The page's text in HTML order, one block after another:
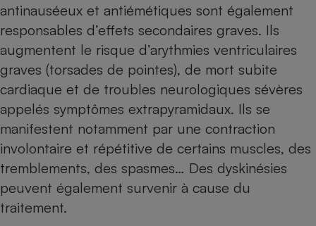
antinauséeux et antiémétiques sont également
responsables d’effets secondaires graves. Ils
augmentent le risque d’arythmies ventriculaires
graves (torsades de pointes), de mort subite
cardiaque et de troubles neurologiques sévères
appelés symptômes extrapyramidaux. Ils se
manifestent notamment par une contraction
involontaire et répétitive de certains muscles, des
tremblements, des spasmes… Des dyskinésies
peuvent également survenir à cause du
traitement.
Cafetière à expressos
Robot ménager